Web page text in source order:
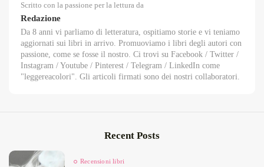
Scritto con la passione per la lettura da
Redazione
Da 8 anni vi parliamo di letteratura, ospitiamo storie e vi teniamo
aggiornati sui libri in arrivo. Promuoviamo i libri degli autori con
passione, come se fosse il nostro. Ci trovi su Facebook / Twitter /
Instagram / Youtube / Pinterest / Telegram / LinkedIn come
"leggereacolori". Gli articoli firmati sono dei nostri collaboratori.
Recent Posts
Recensioni libri